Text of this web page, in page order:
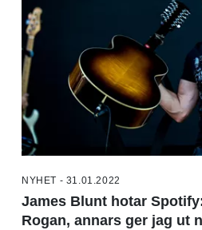
NYHET - 31.01.2022
James Blunt hotar
Rogan, annars ger jag ut